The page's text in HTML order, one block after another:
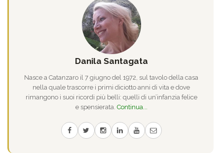
Danila Santagata
Nasce a Catanzaro il 7 giugno del 1972, sul tavolo della casa
nella quale trascorre i primi diciotto anni di vita e dove
rimangono i suoi ricordi più belli: quelli di un’infanzia felice
e spensierata. Continua...